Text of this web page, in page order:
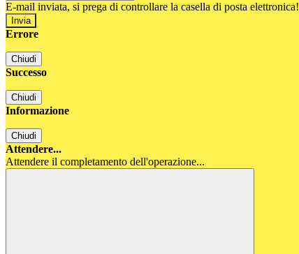
E-mail inviata, si prega di controllare la casella di posta elettronica!
Errore
Chiudi
Successo
Chiudi
Informazione
Chiudi
Attendere...
Attendere il completamento dell'operazione...